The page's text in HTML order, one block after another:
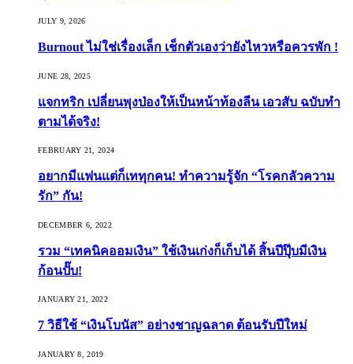
JULY 9, 2026
Burnout ไม่ใช่เรื่องเล็ก เช็กตัวเองว่ายังไหวหรือควรพัก !
JUNE 28, 2025
แจกทริก เปลี่ยนพุงป่องให้เป็นหน้าท้องลีน เอวสับ ฉบับทำ
ตามได้จริง!
FEBRUARY 21, 2024
อยากมีแฟนแต่ก็เททุกคน! ทำความรู้จัก “โรคกลัวความ
รัก” กัน!
DECEMBER 6, 2022
รวม “เทคนิคออมเงิน” ใช้เงินเก่งก็เก็บได้ สิ้นปีปุ๊บมีเงิน
ก้อนปั๊บ!
JANUARY 21, 2022
7 วิธีใช้ “เงินโบนัส” อย่างชาญฉลาด ต้อนรับปีใหม่
JANUARY 8, 2019